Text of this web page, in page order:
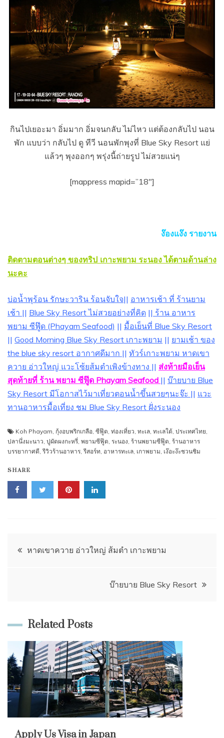
กินไปเยอะมา อิ่มมาก อิ่มจนกลับ ไม่ไหว แต่ต้องกลับไป นอน
พัก แบบว่า กลับไป ดู ทีวี นอนพักพุงที่ Blue Sky Resort แย่
แล้วๆ พุงออกๆ พรุ่งนี้ถ่ายรูป ไม่สวยแน่ๆ
[mappress mapid=”18″]
ง๊องแง๊ง รายงาน
ติดตามตอนต่างๆ ของทริป เกาะพยาม ระนอง ได้ตามด้านล่าง
นะคะ
บ่อนํ้าพุร้อน รักษะวาริน ร้อนจับใจ|| อาหารเช้า ที่ ร้านยาม
เช้า || Blue Sky Resort ไม่สวยอย่างที่คิด || ร้าน อาหาร
พยาม ซีฟู๊ด (Phayam Seafood) || มื้อเย็นที่ Blue Sky Resort
|| Good Morning Blue Sky Resort เกาะพยาม || ยามเช้า ของ
the blue sky resort อากาศดีมาก || ทัวร์เกาะพยาม หาดเขา
ควาย อ่าวใหญ่ แวะโซ้ยส้มตำเพิงข้างทาง || ส่งท้ายมือเย็น
สุดท้ายที่ ร้าน พยาม ซีฟู๊ด Phayam Seafood || บ๊ายบาย Blue
Sky Resort มีโอกาสไว้มาเที่ยวตอนน้ำขึ้นสวยๆนะจ๊ะ || แวะ
ทานอาหารมื้อเที่ยง ชม Blue Sky Resort ฝั่งระนอง
Koh Phayam, กุ้งอบพริกเกลือ, ซีฟู๊ด, ท่องเที่ยว, ทะเล, ทะเลใต้, ประเทศไทย,
ปลานึ่งมะนาว, ปูผัดผงกะหรี่, พยามซีฟู๊ด, ระนอง, ร้านพยามซีฟู๊ด, ร้านอาหาร
บรรยากาศดี,รีวิวร้านอาหาร,รีสอร์ท, อาหารทะเล, เกาพยาม, เง๊อะง๊ะชวนชิม
SHARE
แนะแนว
หาดเขาควาย อ่าวใหญ่ ส้มตำ เกาะพยาม
บ๊ายบาย Blue Sky Resort
Related Posts
Apply Us Visa in Japan